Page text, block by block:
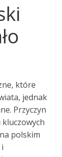
które
jednak
Przyczyn
na polskim